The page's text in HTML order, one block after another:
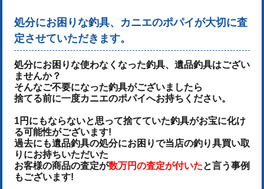
処分にお困りな釣具、カニエのポパイが大切に査
定させていただきます。
処分にお困りな使わなくなった釣具、遺品釣具はござい
ませんか？
そんなご不要になった釣具がございましたら
捨てる前に一度カニエのポパイへお持ちください。
1円にもならないと思って捨てていた釣具がお宝に化け
る可能性がございます!
過去にも遺品釣具の処分にお困りで当店の釣り具買い取
りにお持ちいただいた
お客様の商品の査定が数万円の査定が付いたと言う事例
もございます!